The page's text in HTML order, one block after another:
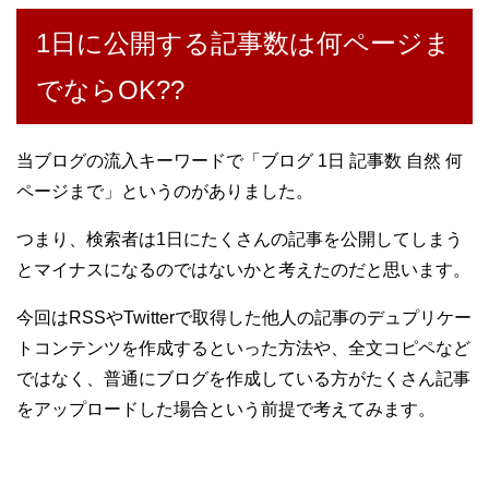
1日に公開する記事数は何ページま
でならOK??
当ブログの流入キーワードで「ブログ 1日 記事数 自然 何
ページまで」というのがありました。
つまり、検索者は1日にたくさんの記事を公開してしまう
とマイナスになるのではないかと考えたのだと思います。
今回はRSSやTwitterで取得した他人の記事のデュプリケー
トコンテンツを作成するといった方法や、全文コピペなど
ではなく、普通にブログを作成している方がたくさん記事
をアップロードした場合という前提で考えてみます。